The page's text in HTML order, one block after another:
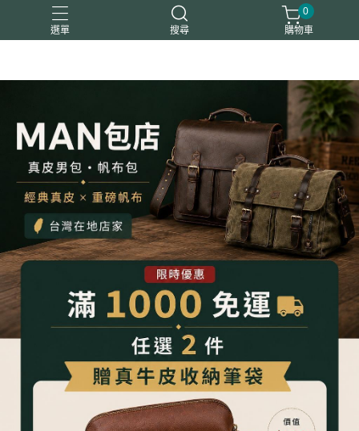
選單 搜尋
真皮夾
0
購物車